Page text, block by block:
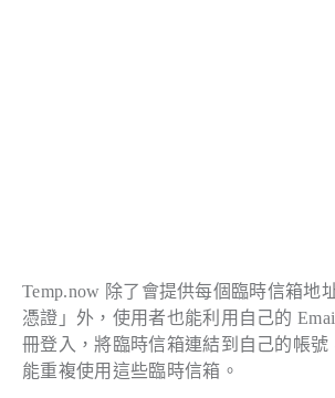
Temp.now 除了會提供每個臨時信箱地
憑證」外，使用者也能利用自己的
冊登入，將臨時信箱連結到自己的帳號
能重複使用這些臨時信箱。